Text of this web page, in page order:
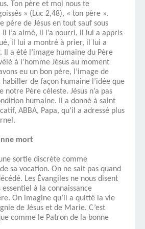
Ton père et moi nous te
» (Luc 2,48), « ton père ».
père de Jésus en tout sauf sous
Il l’a aimé, il l’a nourri, il lui a appris
il lui a montré à prier, il lui a
Il a été l’image humaine du Père
à l’homme Jésus au moment
eu un bon père, l’image de
de façon humaine l’idée que
notre Père céleste. Jésus n’a pas
humaine. Il a donné à saint
ABBA, Papa, qu’il a adressé plus
mort
sortie discrète comme
sa vocation. On ne sait pas quand
Les Évangiles ne nous disent
essentiel à la connaissance
On imagine qu’il a quitté la vie
de Jésus et de Marie. C’est
comme le Patron de la bonne